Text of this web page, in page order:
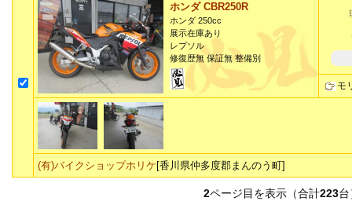
ホンダ CBR250R
ホンダ 250cc
展示在庫あり
レプソル
修復歴無 保証無 整備別
モ
(有)バイクショップホリケ [香川県仲多度郡まんのう町]
2ページ目を表示（合計223